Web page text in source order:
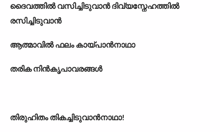
ദൈവത്തിൽ വസിച്ചിടുവാൻ ദിവ്യസ്നേഹത്തിൽ
രസിച്ചിടുവാൻ
ആത്മാവിൽ ഫലം കായ്പാൻനാഥാ
തരിക നിൻകൃപാവരങ്ങൾ
തിരുഹിതം തികച്ചിടുവാൻനാഥാ!